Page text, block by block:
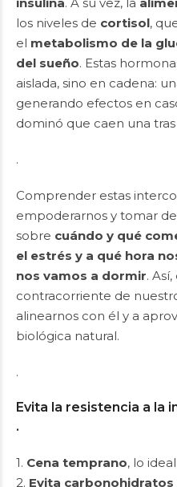
insulina. A su vez, la
los niveles de cortisol,
el metabolismo de la
del sueño. Estas
aislada, sino en cadena:
generando efectos en
dominó que caen una tras
.
Comprender estas
empoderarnos y tomar
sobre cuándo y qué
el estrés y a qué hora
nos vamos a dormir.
contracorriente de
alinearnos con él y a
biológica natural.
.
Evita la resistencia a la
.
1. Cena temprano, lo
2. Evita carbonohidratos